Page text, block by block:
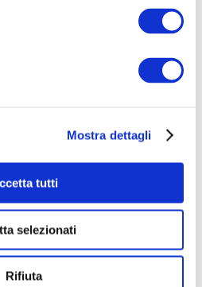
Mostra dettagli
tutti
selezionati
Rifiuta